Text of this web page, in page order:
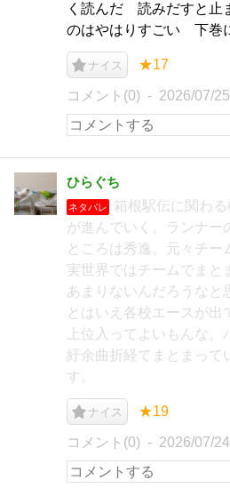
く読んだ 読みだすと止
のはやはりすごい 下巻
ナイス ★17
コメント(0) 2026/07/25
ひらぐち
ネタバレ
箱根駅伝に関わ
が進んでいく。ランナー
ところは秀逸。元々チー
実世界ではチームでまと
あまりないんだろうなと
とはいえ各校エースが出
上位入ってよいもんな
紆余曲折経てまとまって
す。
ナイス ★19
コメント(0) 2026/07/24